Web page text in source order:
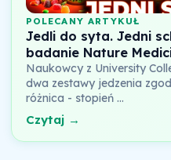
POLECANY ARTYKUŁ
Jedli do syta. Jedni
badanie Nature
Naukowcy z University
dwa zestawy jedzenia
różnica - stopień …
Czytaj →